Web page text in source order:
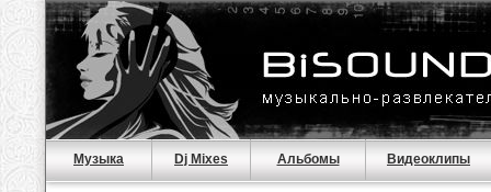
Музыка Dj Mixes Альбомы Видеоклипы